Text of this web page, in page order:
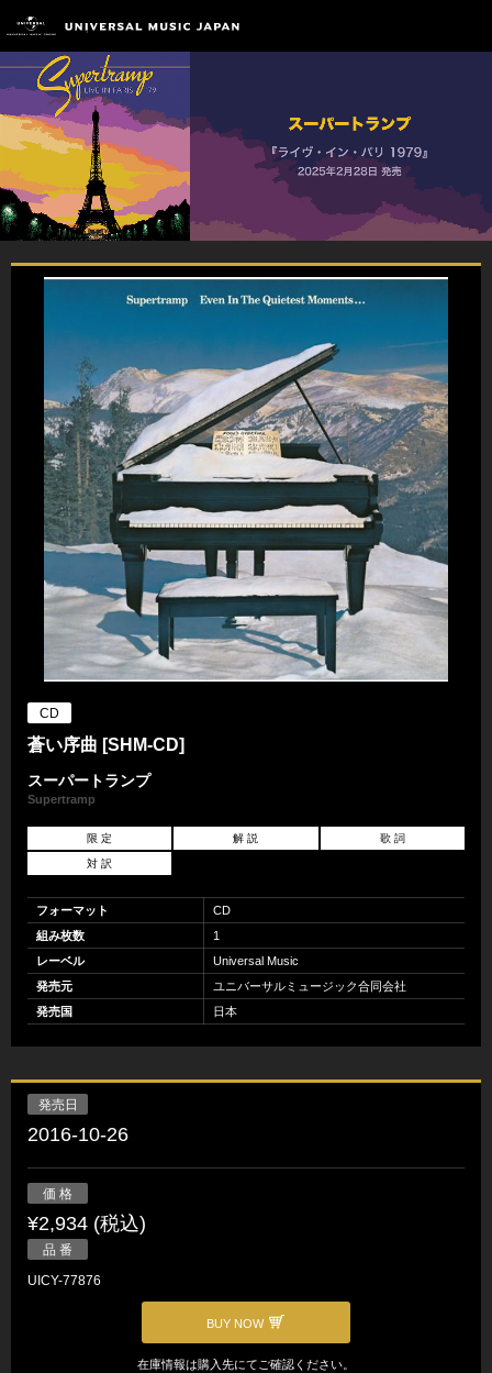
CD
蒼い序曲 [SHM-CD]
スーパートランプ
Supertramp
限 定 解 説 歌 詞
対 訳
フォーマット
CD
組み枚数
1
レーベル
Universal Music
発売元
ユニバーサルミュージック合同会社
発売国
日本
発売日
2016-10-26
価 格
¥2,934 (税込)
品 番
UICY-77876
BUY NOW
在庫情報は購入先にてご確認ください。